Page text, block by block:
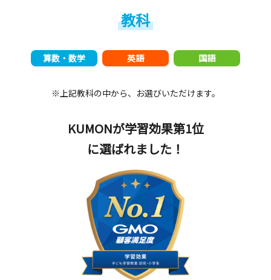
教科
算数・数学 英語 国語
※上記教科の中から、お選びいただけます。
KUMONが学習効果第1位
に選ばれました！